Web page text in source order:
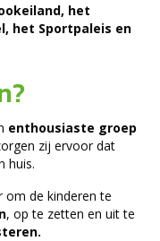
het
het Sportpaleis en
enthousiaste groep
zij ervoor dat
huis.
om de kinderen te
, op te zetten en uit te